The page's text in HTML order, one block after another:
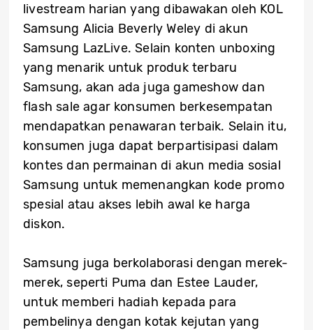
livestream harian yang dibawakan oleh KOL
Samsung Alicia Beverly Weley di akun
Samsung LazLive. Selain konten unboxing
yang menarik untuk produk terbaru
Samsung, akan ada juga gameshow dan
flash sale agar konsumen berkesempatan
mendapatkan penawaran terbaik. Selain itu,
konsumen juga dapat berpartisipasi dalam
kontes dan permainan di akun media sosial
Samsung untuk memenangkan kode promo
spesial atau akses lebih awal ke harga
diskon.
Samsung juga berkolaborasi dengan merek-
merek, seperti Puma dan Estee Lauder,
untuk memberi hadiah kepada para
pembelinya dengan kotak kejutan yang